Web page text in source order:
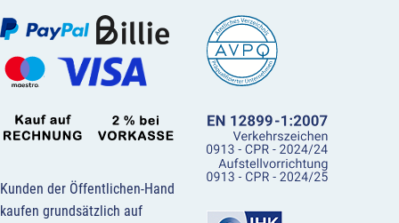
Kunden der Öffentlichen-Hand
kaufen grundsätzlich auf